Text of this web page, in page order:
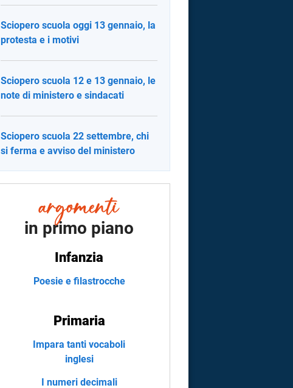
Sciopero scuola oggi 13 gennaio, la
protesta e i motivi
Sciopero scuola 12 e 13 gennaio, le
note di ministero e sindacati
Sciopero scuola 22 settembre, chi
si ferma e avviso del ministero
in primo piano
Infanzia
Poesie e filastrocche
Primaria
Impara tanti vocaboli
inglesi
I numeri decimali